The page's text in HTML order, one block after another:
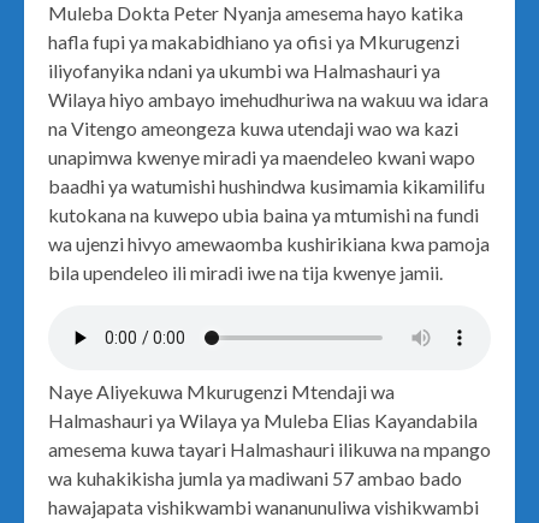
Muleba Dokta Peter Nyanja amesema hayo katika
hafla fupi ya makabidhiano ya ofisi ya Mkurugenzi
iliyofanyika ndani ya ukumbi wa Halmashauri ya
Wilaya hiyo ambayo imehudhuriwa na wakuu wa idara
na Vitengo ameongeza kuwa utendaji wao wa kazi
unapimwa kwenye miradi ya maendeleo kwani wapo
baadhi ya watumishi hushindwa kusimamia kikamilifu
kutokana na kuwepo ubia baina ya mtumishi na fundi
wa ujenzi hivyo amewaomba kushirikiana kwa pamoja
bila upendeleo ili miradi iwe na tija kwenye jamii.
Naye Aliyekuwa Mkurugenzi Mtendaji wa
Halmashauri ya Wilaya ya Muleba Elias Kayandabila
amesema kuwa tayari Halmashauri ilikuwa na mpango
wa kuhakikisha jumla ya madiwani 57 ambao bado
hawajapata vishikwambi wananunuliwa vishikwambi